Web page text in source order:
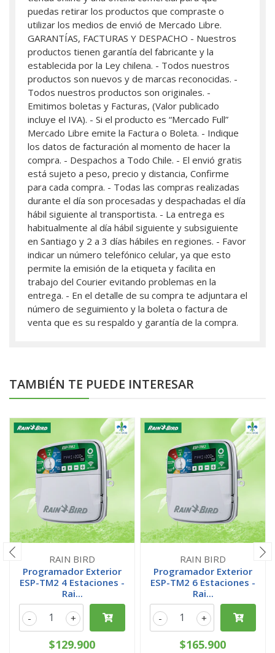
puedas retirar los productos que compraste o
utilizar los medios de envió de Mercado Libre.
GARANTÍAS, FACTURAS Y DESPACHO - Nuestros
productos tienen garantía del fabricante y la
establecida por la Ley chilena. - Todos nuestros
productos son nuevos y de marcas reconocidas. -
Todos nuestros productos son originales. -
Emitimos boletas y Facturas, (Valor publicado
incluye el IVA). - Si el producto es “Mercado Full”
Mercado Libre emite la Factura o Boleta. - Indique
los datos de facturación al momento de hacer la
compra. - Despachos a Todo Chile. - El envió gratis
está sujeto a peso, precio y distancia, Confirme
para cada compra. - Todas las compras realizadas
durante el día son procesadas y despachadas el día
hábil siguiente al transportista. - La entrega es
habitualmente al día hábil siguiente y subsiguiente
en Santiago y 2 a 3 días hábiles en regiones. - Favor
indicar un número telefónico celular, ya que esto
permite la emisión de la etiqueta y facilita en
trabajo del Courier evitando problemas en la
entrega. - En el detalle de su compra te adjuntara el
número de seguimiento y la boleta o factura de
venta que es su respaldo y garantía de la compra.
TAMBIÉN TE PUEDE INTERESAR
RAIN BIRD
Programador Exterior
ESP-TM2 4 Estaciones -
Rai...
+
-
$129.900
RAIN BIRD
Programador Exterior
ESP-TM2 6 Estaciones -
Rai...
+
-
$165.900